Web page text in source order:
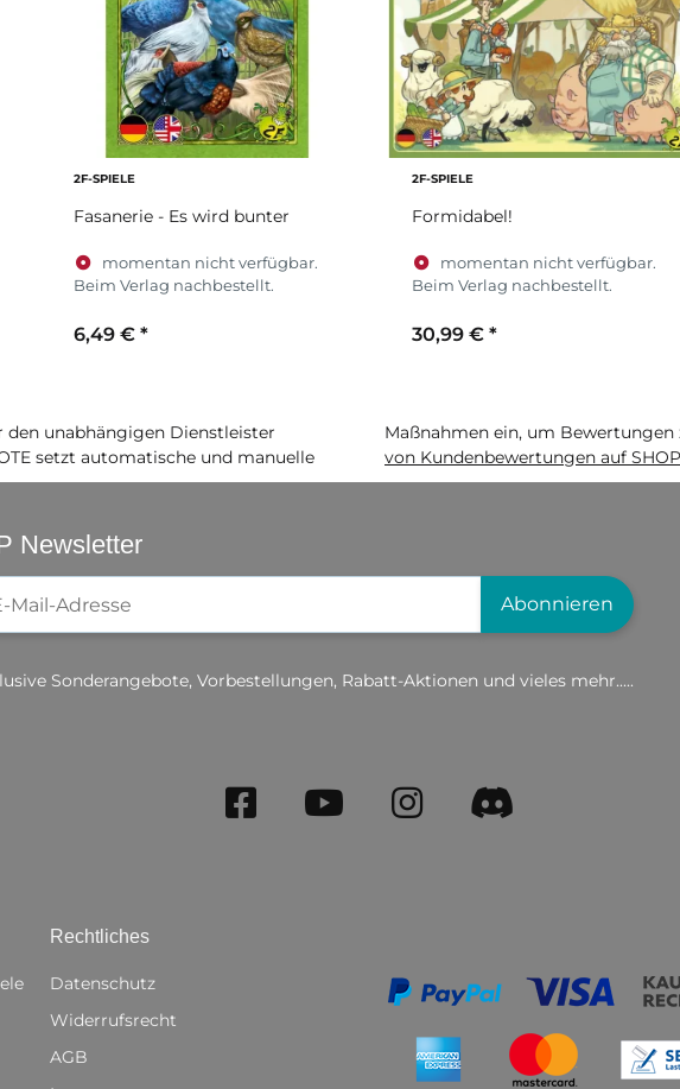
2F-SPIELE
Fasanerie - Es wird bunter
momentan nicht verfügbar.
Beim Verlag nachbestellt.
6,49 € *
2F-SPIELE
Formidabel!
momentan nicht verfügbar.
Beim Verlag nachbestellt.
30,99 € *
unabhängigen Dienstleister
setzt automatische und manuelle
Maßnahmen ein, um Bewertungen
von Kundenbewertungen auf
Newsletter
Registrierung
Abonnieren
Sonderangebote, Vorbestellungen, Rabatt-Aktionen und vieles mehr.....
Rechtliches
Datenschutz
Widerrufsrecht
AGB